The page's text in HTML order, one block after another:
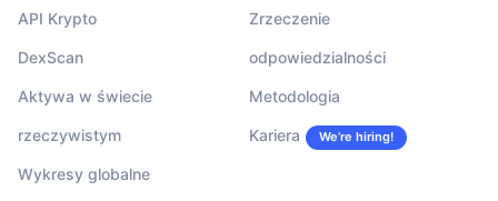
API Krypto
DexScan
Aktywa w świecie
rzeczywistym
Wykresy globalne
Zrzeczenie
odpowiedzialności
Metodologia
Kariera We’re hiring!